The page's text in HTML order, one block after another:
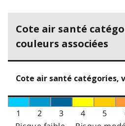
Cote air santé
couleurs associées
Cote air santé catégories,
1 2 3 4 5